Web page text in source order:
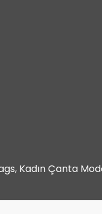
Kadın Çanta